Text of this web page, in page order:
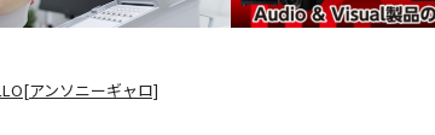
アンソニーギャロ]